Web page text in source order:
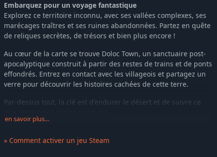
Embarquez pour un voyage fantastique
Explorez ce territoire inconnu, avec ses vallées complexes, ses
marécages traîtres et ses ruines abandonnées. Partez en quête
de reliques secrètes, de trésors et bien plus encore !
Au cœur de la carte se trouve Doloc Town, un sanctuaire post-
apocalyptique construit à partir des restes de trains et de ponts
effondrés. Entrez en contact avec les villageois et partagez un
verre pour découvrir les histoires cachées de cette terre.
Par-dessus tout, la clé est d'endurer le désert et de suivre ce
Survivez aux éléments hostiles de ce monde post-
en savoir plus…
» Comment activer un jeu Steam